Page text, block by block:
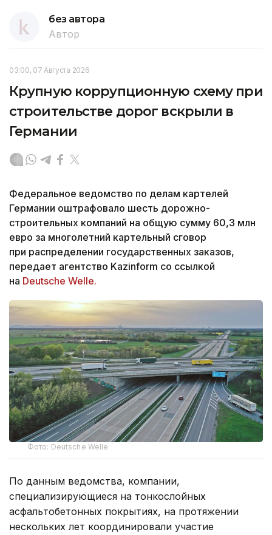
без автора
Автор
03:00, 07 Августа 2026
Крупную коррупционную схему при
строительстве дорог вскрыли в
Германии
Федеральное ведомство по делам картелей
Германии оштрафовало шесть дорожно-
строительных компаний на общую сумму 60,3 млн
евро за многолетний картельный сговор
при распределении государственных заказов,
передает агентство Kazinform со ссылкой
на Deutsche Welle.
Фото: Deutsche Welle
По данным ведомства, компании,
специализирующиеся на тонкослойных
асфальтобетонных покрытиях, на протяжении
нескольких лет координировали участие